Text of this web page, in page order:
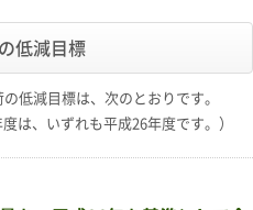
低減目標
低減目標は、次のとおりです。
は、いずれも平成26年度です。）